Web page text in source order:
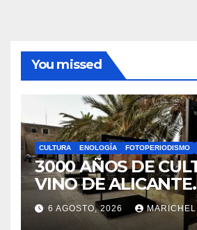
You missed
CULTURA ENOLOGÍA FOTOPERIODISMO
3000 AÑOS DE
VINO DE ALICANTE
RENACEN EN EL
DE SANTA
6 AGOSTO, 2026